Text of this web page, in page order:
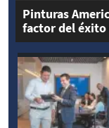
Pinturas
factor del